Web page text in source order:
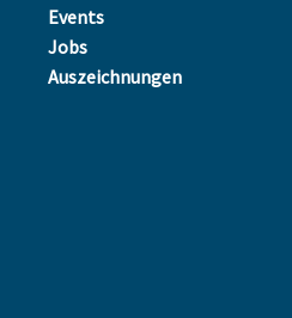
Events
Jobs
Auszeichnungen